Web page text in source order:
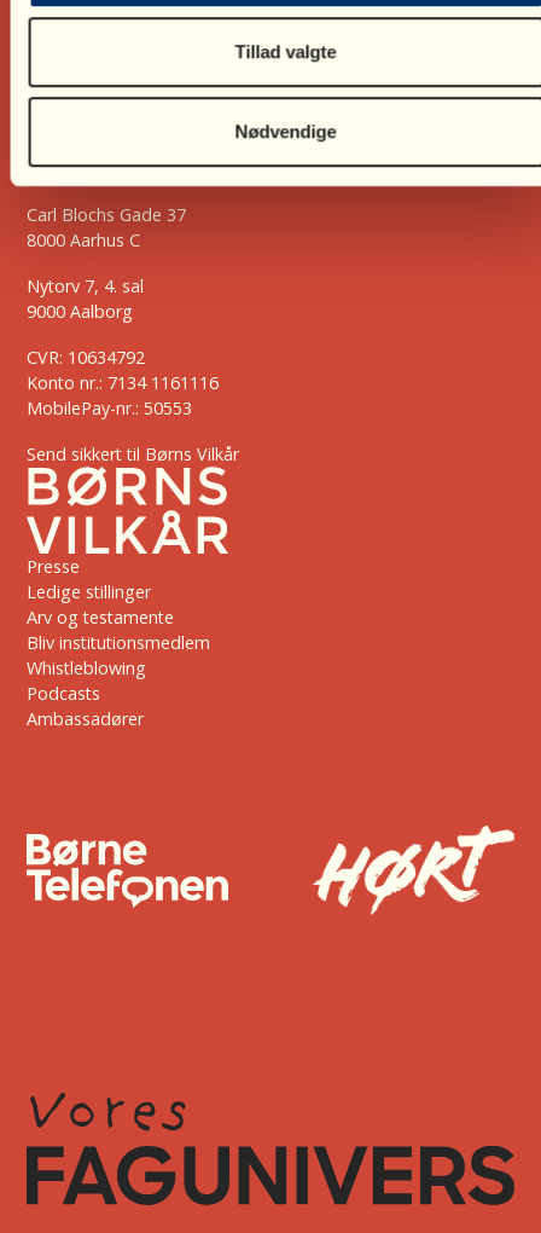
Tillad valgte
Nødvendige
Skriv tilbv@bornsvilkar.dk
2500 Valby
Carl Blochs Gade 37
8000 Aarhus C
Nytorv 7, 4. sal
9000 Aalborg
CVR: 10634792
Konto nr.: 7134 1161116
MobilePay-nr.: 50553
Send sikkert til Børns Vilkår
Presse
Ledige stillinger
Arv og testamente
Bliv institutionsmedlem
Whistleblowing
Podcasts
Ambassadører